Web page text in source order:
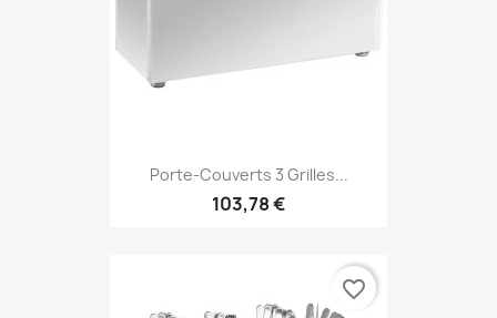
Porte-Couverts 3 Grilles...
103,78 €
favorite_border